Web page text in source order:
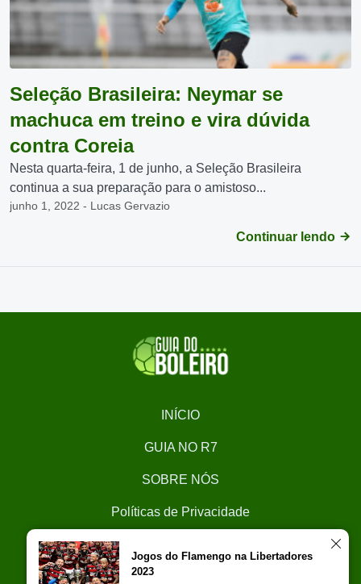
Seleção Brasileira: Neymar se
machuca em treino e vira dúvida
contra Coreia
Nesta quarta-feira, 1 de junho, a Seleção Brasileira
continua a sua preparação para o amistoso...
junho 1, 2022 - Lucas Gervazio
Continuar lendo
INÍCIO
GUIA NO R7
SOBRE NÓS
Políticas de Privacidade
Trabalhe Conosco
Jogos do Flamengo na Libertadores
2023